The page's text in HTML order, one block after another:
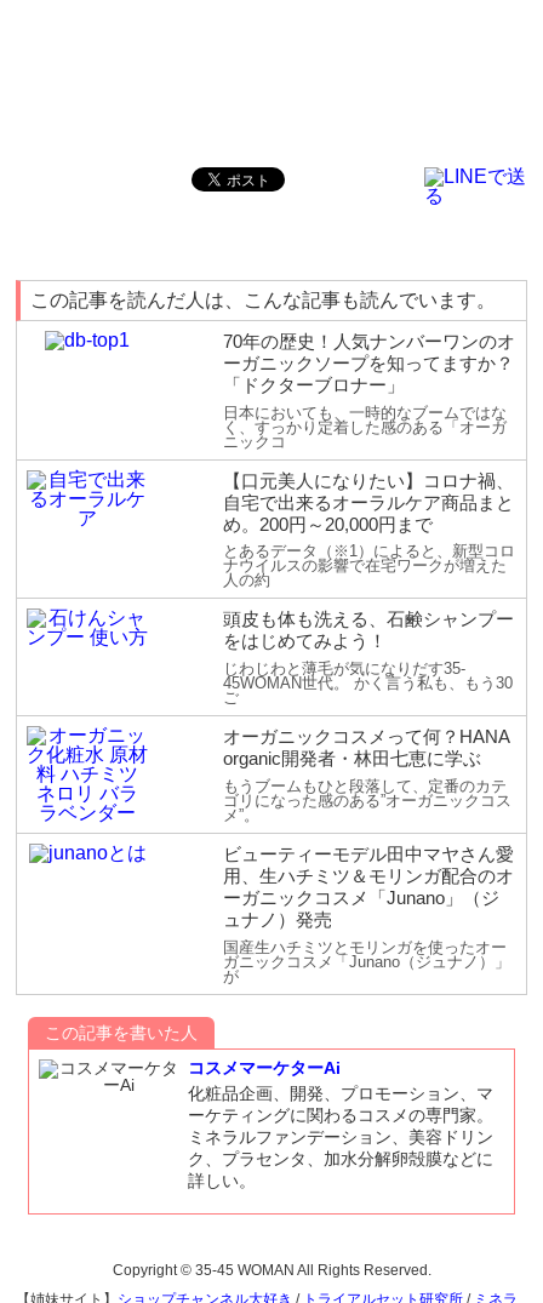
この記事を読んだ人は、こんな記事も読んでいます。
70年の歴史！人気ナンバーワンのオ
ーガニックソープを知ってますか？
「ドクターブロナー」
日本においても、一時的なブームではな
く、すっかり定着した感のある「オーガ
ニックコ
【口元美人になりたい】コロナ禍、
自宅で出来るオーラルケア商品まと
め。200円～20,000円まで
とあるデータ（※1）によると、新型コロ
ナウイルスの影響で在宅ワークが増えた
人の約
頭皮も体も洗える、石鹸シャンプー
をはじめてみよう！
じわじわと薄毛が気になりだす35-
45WOMAN世代。 かく言う私も、もう30
ご
オーガニックコスメって何？HANA
organic開発者・林田七恵に学ぶ
もうブームもひと段落して、定番のカテ
ゴリになった感のある”オーガニックコス
メ”。
ビューティーモデル田中マヤさん愛
用、生ハチミツ＆モリンガ配合のオ
ーガニックコスメ「Junano」（ジ
ュナノ）発売
国産生ハチミツとモリンガを使ったオー
ガニックコスメ「Junano（ジュナノ）」
が
この記事を書いた人
コスメマーケターAi
化粧品企画、開発、プロモーション、マ
ーケティングに関わるコスメの専門家。
ミネラルファンデーション、美容ドリン
ク、プラセンタ、加水分解卵殻膜などに
詳しい。
Copyright © 35-45 WOMAN All Rights Reserved.
【姉妹サイト】 ショップチャンネル大好き / トライアルセット研究所 / ミネラ